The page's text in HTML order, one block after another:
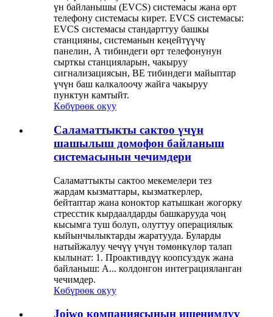
үн байланышы (EVCS) системасы жана өрт
телефону системасы кирет. EVCS системасы:
EVCS системасы стандарттуу башкы
станцияны, системанын кеңейтүүчү
панелин, А тибиндеги өрт телефонунун
сырткы станцияларын, чакыруу
сигнализациясын, BE тибиндеги майыптар
үчүн баш калкалоочу жайга чакыруу
пунктун камтыйт.
Көбүрөөк окуу
Саламаттыкты сактоо үчүн
шашылыш домофон байланыш
системасынын чечимдери
Саламаттыкты сактоо мекемелери тез
жардам кызматтары, кызматкерлер,
бейтаптар жана коноктор катышкан жогорку
стресстик кырдаалдарды башкарууда чоң
кысымга туш болуп, олуттуу операциялык
кыйынчылыктарды жаратууда. Буларды
натыйжалуу чечүү үчүн төмөнкүлөр талап
кылынат: 1. Проактивдүү коопсуздук жана
байланыш: A... колдонгон интеграцияланган
чечимдер.
Көбүрөөк окуу
Joiwo компаниясынын ишенимдүү